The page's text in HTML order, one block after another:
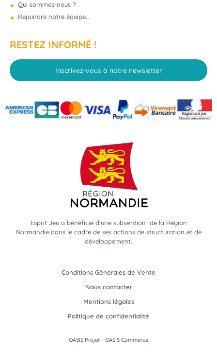
Qui sommes-nous ?
Rejoindre notre équipe...
RESTEZ INFORMÉ !
Inscrivez-vous à notre newsletter
Esprit Jeu a bénéficié d'une subvention de la Région
Normandie dans le cadre de ses actions de structuration et de
développement.
Conditions Générales de Vente
Nous contacter
Mentions légales
Politique de confidentialité
OASIS Projet - OASIS Commerce